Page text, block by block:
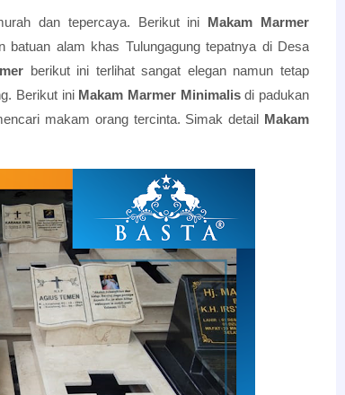
dan tepercaya. Berikut ini Makam Marmer
batuan alam khas Tulungagung tepatnya di Desa
berikut ini terlihat sangat elegan namun tetap
Berikut ini Makam Marmer Minimalisdi padukan
makam orang tercinta. Simak detail Makam